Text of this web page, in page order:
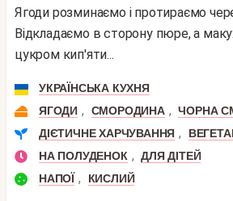
Ягоди розминаємо і протираємо
Відкладаємо в сторону пюре, а
цукром кип'яти...
УКРАЇНСЬКА КУХНЯ
ЯГОДИ , СМОРОДИНА , ЧОРНА
ДІЄТИЧНЕ ХАРЧУВАННЯ ,
НА ПОЛУДЕНОК , ДЛЯ ДІТЕЙ
НАПОЇ , КИСЛИЙ